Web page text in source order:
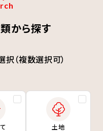
から探す
（複数選択可）
土地